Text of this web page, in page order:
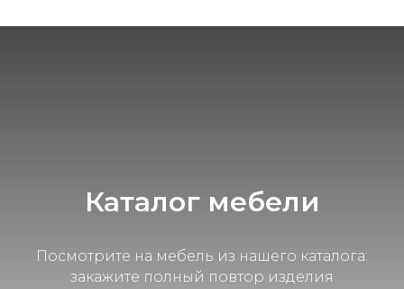
3D эскиз мебели
в подарок!
Наши консультанты подскажут, как лучше
Каталог мебели
Посмотрите на мебель из нашего каталога:
закажите полный повтор изделия